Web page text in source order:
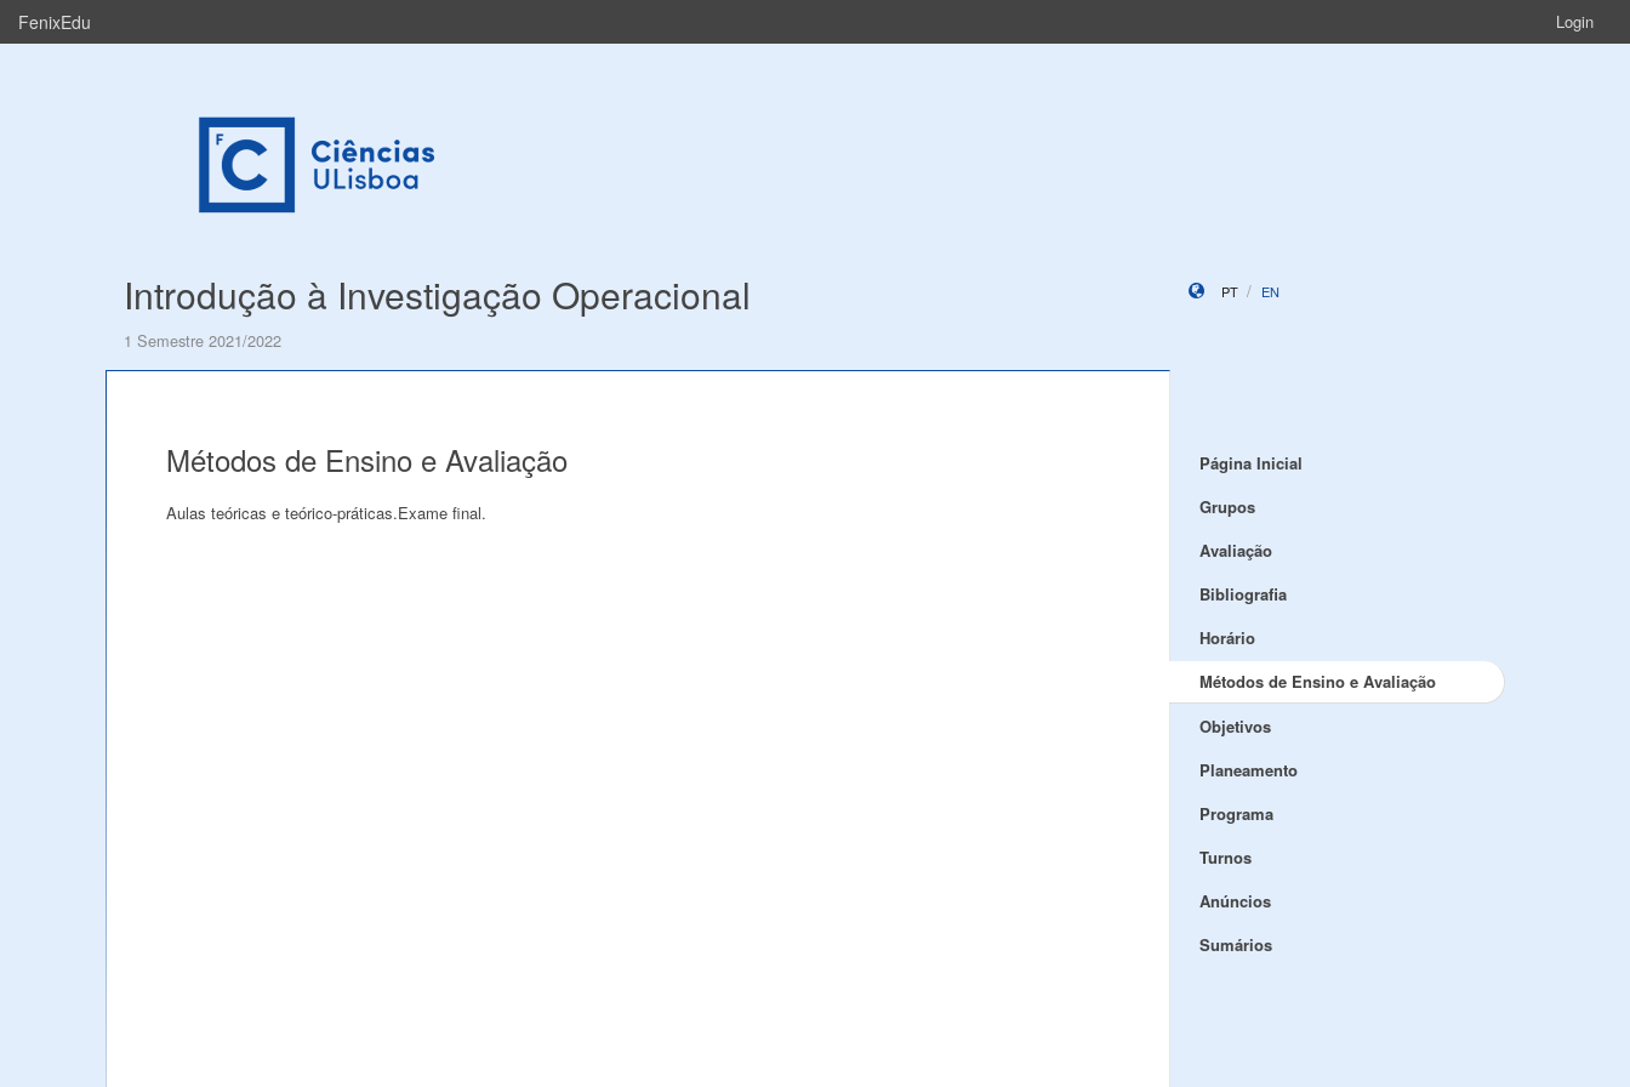
FenixEdu Login
Introdução à Investigação Operacional
1 Semestre 2021/2022
PT EN
Métodos de Ensino e Avaliação
Aulas teóricas e teórico-práticas.Exame final.
Página Inicial
Grupos
Avaliação
Bibliografia
Horário
Métodos de Ensino e Avaliação
Objetivos
Planeamento
Programa
Turnos
Anúncios
Sumários